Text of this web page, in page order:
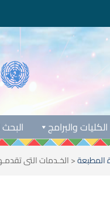
الكليات والبرامج
المطبعة<الخـدمات التى